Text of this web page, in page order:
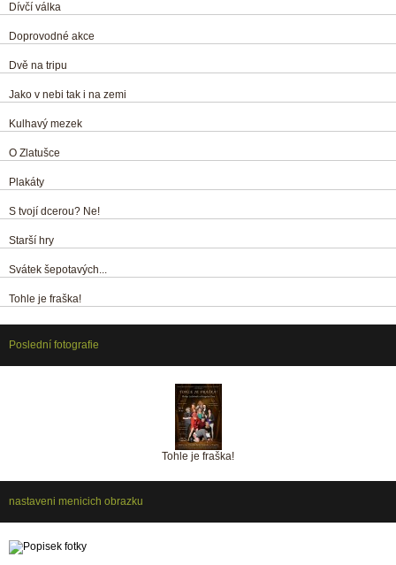
Dívčí válka
Doprovodné akce
Dvě na tripu
Jako v nebi tak i na zemi
Kulhavý mezek
O Zlatušce
Plakáty
S tvojí dcerou? Ne!
Starší hry
Svátek šepotavých...
Tohle je fraška!
Poslední fotografie
Tohle je fraška!
nastaveni menicich obrazku